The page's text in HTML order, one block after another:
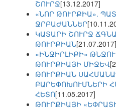
ՇՈՒՐՋ[13.12.2017]
«ՆՈՐ ԹՈՒՐՔԻԱ».
ՋՐԲԱԺԱՆՆԵՐ
ԿԱՏԱՐԻ ՇՈՒՐՋ
ԹՈՒՐՔԻԱՆ[21.07.2017]
«ԻՆՋԻՐԼԻՔԻ»
ԹՈՒՐՔԻԱՅԻ ՄԻՋԵՎ
ԹՈՒՐՔԻԱՆ
ԲԱՐԵՓՈԽՈՒՄՆԵՐԻ
ՀԵՏՈ[11.05.2017]
ԹՈՒՐՔԻԱՅԻ